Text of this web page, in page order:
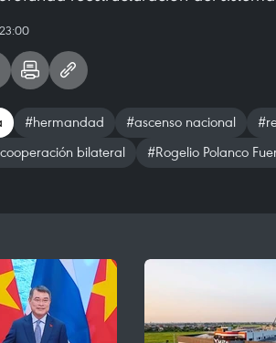
#hermandad #ascenso nacional
bilateral #Rogelio Polanco